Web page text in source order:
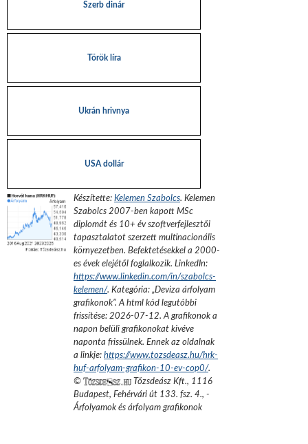
Szerb dinár
Török líra
Ukrán hrivnya
USA dollár
Készítette: Kelemen Szabolcs. Kelemen
Szabolcs 2007-ben kapott MSc
diplomát és 10+ év szoftverfejlesztői
tapasztalatot szerzett multinacionális
környezetben. Befektetésekkel a 2000-
es évek elejétől foglalkozik. LinkedIn:
https://www.linkedin.com/in/szabolcs-
kelemen/. Kategória: „Deviza árfolyam
grafikonok”.A html kód legutóbbi
frissítése: 2026-07-12. A grafikonok a
napon belüli grafikonokat kivéve
naponta frissülnek. Ennek az oldalnak
a linkje: https://www.tozsdeasz.hu/hrk-
huf-arfolyam-grafikon-10-ev-cop0/.
©
Tőzsdeász Kft., 1116
Budapest, Fehérvári út 133. fsz. 4., -
Árfolyamok és árfolyam grafikonok